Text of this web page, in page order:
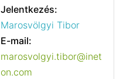
Jelentkezés:
Marosvölgyi Tibor
E-mail:
marosvolgyi.tibor@inet
on.com